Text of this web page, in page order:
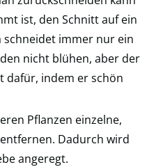
ist, den Schnitt auf ein
schneidet immer nur ein
nicht blühen, aber der
dafür, indem er schön
Pflanzen einzelne,
Dadurch wird
angeregt.